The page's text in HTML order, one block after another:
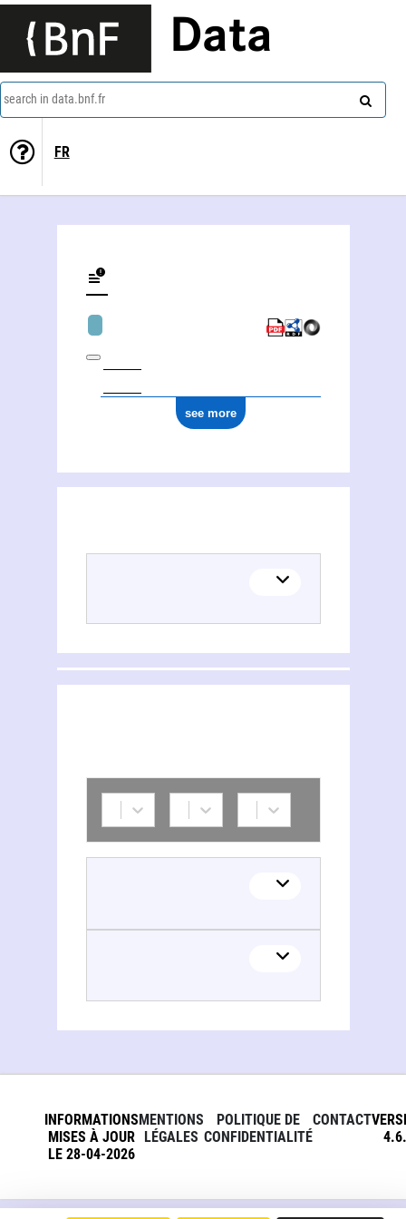
Data
search in data.bnf.fr
FR
see more
INFORMATIONS
MISES À JOUR
LE 28-04-2026
MENTIONS
LÉGALES
POLITIQUE DE
CONFIDENTIALITÉ
CONTACT